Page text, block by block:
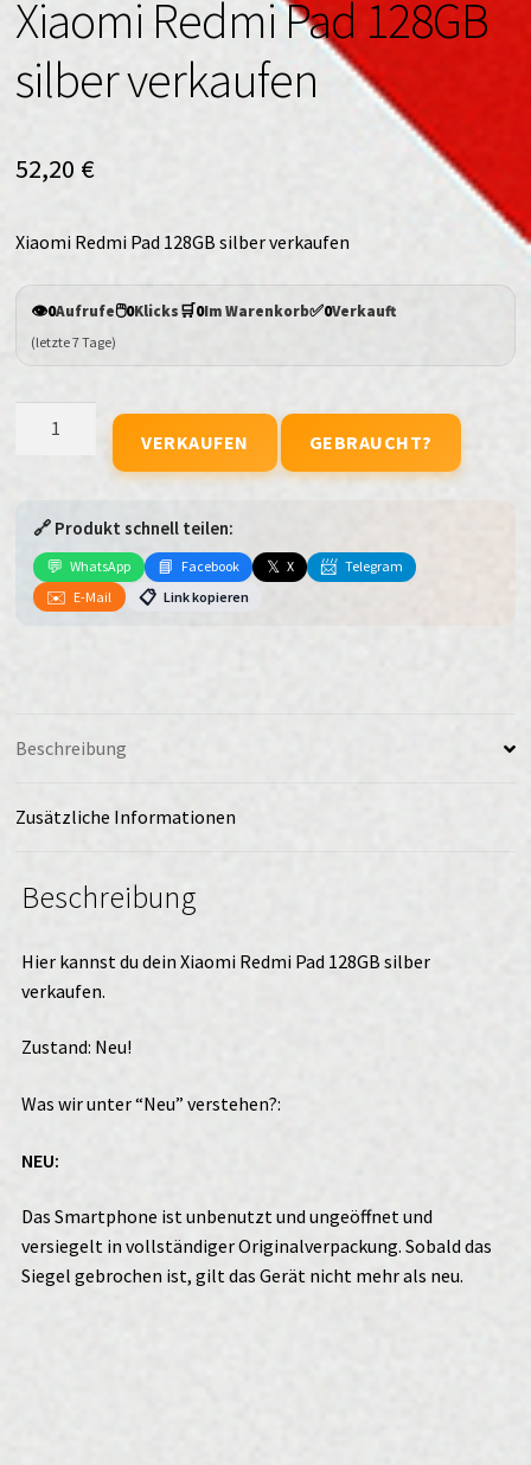
Xiaomi Redmi Pad 128GB
silber verkaufen
52,20 €
Xiaomi Redmi Pad 128GB silber verkaufen
👁️0Aufrufe🖱️0Klicks🛒0Im Warenkorb✅0Verkauft
(letzte 7 Tage)
silber
verkaufen
Menge
VERKAUFEN GEBRAUCHT?
🔗 Produkt schnell teilen:
💬 WhatsApp 📘 Facebook 𝕏 X 📨 Telegram
✉️ E-Mail 📋 Link kopieren
Beschreibung
Zusätzliche Informationen
Beschreibung
Hier kannst du dein Xiaomi Redmi Pad 128GB silber
verkaufen.
Zustand: Neu!
Was wir unter “Neu” verstehen?:
NEU:
Das Smartphone ist unbenutzt und ungeöffnet und
versiegelt in vollständiger Originalverpackung. Sobald das
Siegel gebrochen ist, gilt das Gerät nicht mehr als neu.